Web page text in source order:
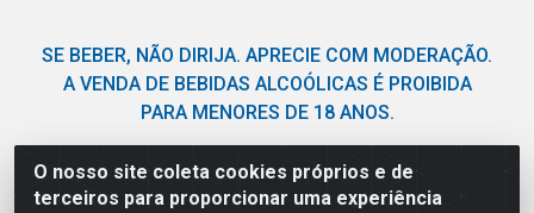
O nosso site coleta cookies próprios e de
terceiros para proporcionar uma experiência
SE BEBER, NÃO DIRIJA. APRECIE COM MODERAÇÃO.
A VENDA DE BEBIDAS ALCOÓLICAS É PROIBIDA
PARA MENORES DE 18 ANOS.
Nordil Distribuidora - Avenida Liberdade, 2738, Bloco F -